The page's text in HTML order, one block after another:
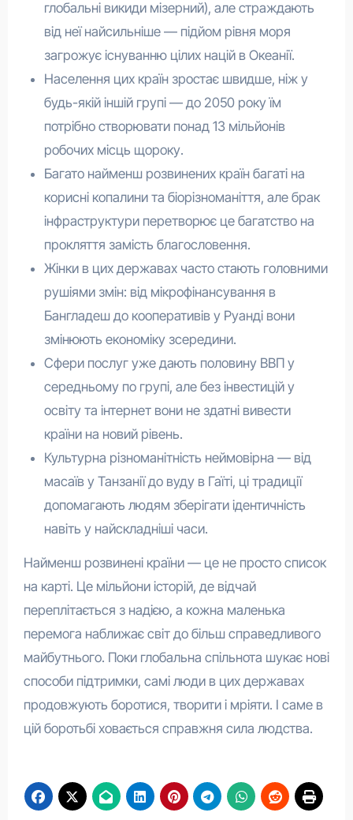
глобальні викиди мізерний), але страждають
від неї найсильніше — підйом рівня моря
загрожує існуванню цілих націй в Океанії.
Населення цих країн зростає швидше, ніж у
будь-якій іншій групі — до 2050 року їм
потрібно створювати понад 13 мільйонів
робочих місць щороку.
Багато найменш розвинених країн багаті на
корисні копалини та біорізноманіття, але брак
інфраструктури перетворює це багатство на
прокляття замість благословення.
Жінки в цих державах часто стають головними
рушіями змін: від мікрофінансування в
Бангладеш до кооперативів у Руанді вони
змінюють економіку зсередини.
Сфери послуг уже дають половину ВВП у
середньому по групі, але без інвестицій у
освіту та інтернет вони не здатні вивести
країни на новий рівень.
Культурна різноманітність неймовірна — від
масаїв у Танзанії до вуду в Гаїті, ці традиції
допомагають людям зберігати ідентичність
навіть у найскладніші часи.
Найменш розвинені країни — це не просто список
на карті. Це мільйони історій, де відчай
переплітається з надією, а кожна маленька
перемога наближає світ до більш справедливого
майбутнього. Поки глобальна спільнота шукає нові
способи підтримки, самі люди в цих державах
продовжують боротися, творити і мріяти. І саме в
цій боротьбі ховається справжня сила людства.